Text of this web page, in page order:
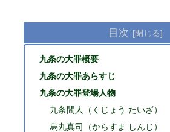
目次
九条の大罪概要
九条の大罪あらすじ
九条の大罪登場人物
九条間人（くじょう たいざ）
烏丸真司（からすま しんじ）